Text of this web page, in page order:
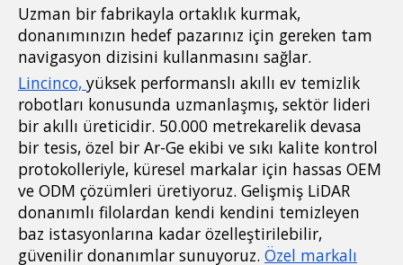
Uzman bir fabrikayla ortaklık kurmak,
donanımınızın hedef pazarınız için gereken tam
navigasyon dizisini kullanmasını sağlar.
Lincinco, yüksek performanslı akıllı ev temizlik
robotları konusunda uzmanlaşmış, sektör lideri
bir akıllı üreticidir. 50.000 metrekarelik devasa
bir tesis, özel bir Ar-Ge ekibi ve sıkı kalite kontrol
protokolleriyle, küresel markalar için hassas OEM
ve ODM çözümleri üretiyoruz. Gelişmiş LiDAR
donanımlı filolardan kendi kendini temizleyen
baz istasyonlarına kadar özelleştirilebilir,
güvenilir donanımlar sunuyoruz. Özel markalı